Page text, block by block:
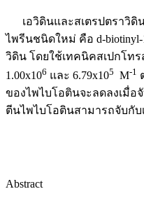
เอวิดินและสเตรปตราวิดิน
ไพรีนชนิดใหม่ คือ d-biotinyl-
วิดิน โดยใช้เทคนิคสเปกโท
1.00x106 และ 6.79x105 M-1
ของไพไบโอตินจะลดลงเมื่อ
ตีนไพไบโอตินสามารถจับกับ
Abstract